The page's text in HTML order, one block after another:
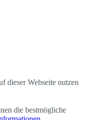
dieser Webseite nutzen
die bestmögliche